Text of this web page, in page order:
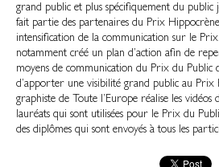
grand public et plus spécifiquement du public
fait partie des partenaires du Prix
intensification de la communication sur le
notamment créé un plan d’action afin de
moyens de communication du Prix du Public
d’apporter une visibilité grand public au Prix
graphiste de Toute l’Europe réalise les vidéos
lauréats qui sont utilisées pour le Prix du
des diplômes qui sont envoyés à tous les